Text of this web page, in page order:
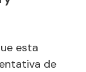
esta
de